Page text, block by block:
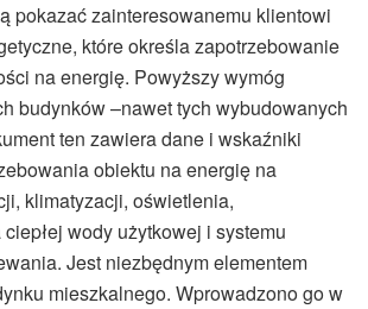
pokazać zainteresowanemu klientowi
które określa zapotrzebowanie
na energię. Powyższy wymóg
budynków –nawet tych wybudowanych
ten zawiera dane i wskaźniki
obiektu na energię na
klimatyzacji, oświetlenia,
wody użytkowej i systemu
Jest niezbędnym elementem
mieszkalnego. Wprowadzono go w